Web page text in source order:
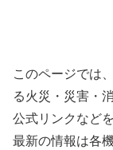
このページでは
る火災・災害・
公式リンクなど
最新の情報は各